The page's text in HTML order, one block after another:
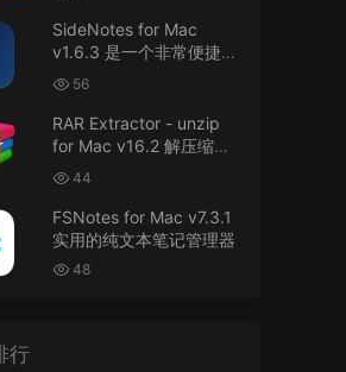
v1.8 黑苹果2.5G有线网卡
• 2026-07-22
发送夸克的资源吗，夸克的已经失
原版系统Windows110环境下
17 Pro虚拟机黑苹果双系统
解锁补丁
？
SideNotes for Mac
v1.6.3 是一个非常便捷的
笔记软件
56
RAR Extractor - unzip
for Mac v16.2 解压缩工
具 44
FSNotes for Mac v7.3.1
实用的纯文本笔记管理器
48
行